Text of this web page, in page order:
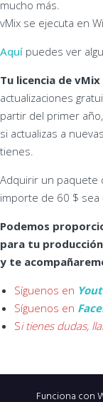
mucho más.
vMix se ejecuta en
Aquí puedes ver
Tu licencia de vMix
actualizaciones
partir del primer
si actualizas a
tienes.
Adquirir un paquete
importe de 60 $ sea
Podemos
para tu
y te
Síguenos en
Síguenos en
Si tienes dudas,
Funciona con